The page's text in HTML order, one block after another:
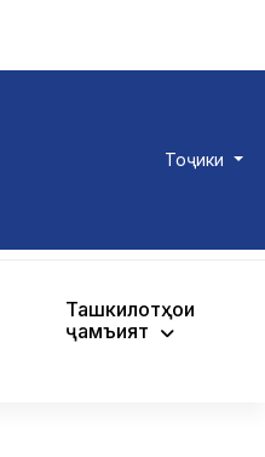
Тоҷики
Ташкилотҳои
ҷамъиятӣ